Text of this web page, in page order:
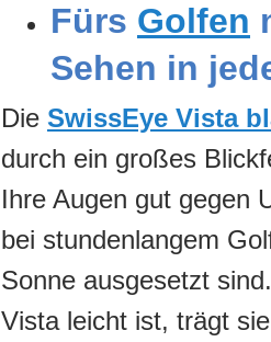
Fürs Golfen
Sehen in
Die SwissEye Vista
durch ein großes
Ihre Augen gut gegen
bei stundenlangem
Sonne ausgesetzt
Vista leicht ist, trägt